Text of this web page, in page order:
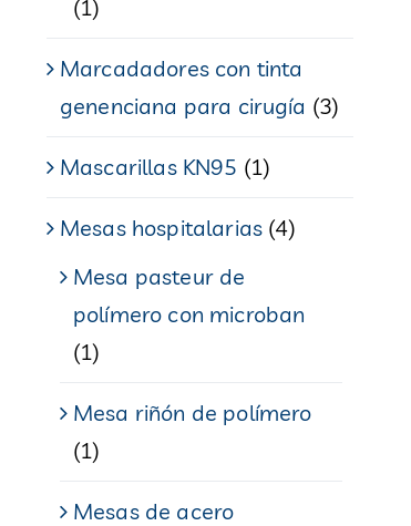
(1)
Marcadadores con tinta
genenciana para cirugía (3)
Mascarillas KN95 (1)
Mesas hospitalarias (4)
Mesa pasteur de
polímero con microban
(1)
Mesa riñón de polímero
(1)
Mesas de acero